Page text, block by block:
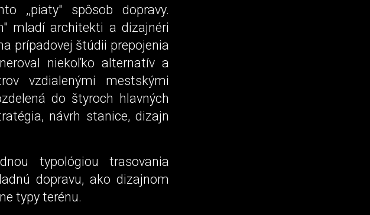
,,piaty" spôsob dopravy.
mladí architekti a dizajnéri
prípadovej štúdii prepojenia
niekoľko alternatív a
vzdialenými mestskými
do štyroch hlavných
návrh stanice, dizajn
typológiou trasovania
dopravu, ako dizajnom
typy terénu.